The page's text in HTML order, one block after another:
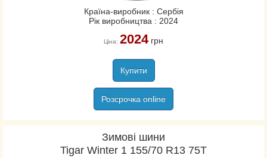
Країна-виробник : Сербія
Рік виробництва : 2024
Ціна: 2024грн
Купити
Розсрочка online
Зимові шини
Tigar Winter 1 155/70 R13 75T